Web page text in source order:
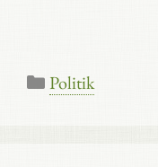
Kategorien
Politik